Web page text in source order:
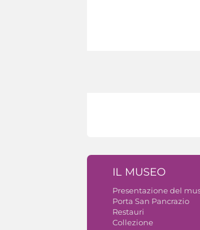
IL MUSEO
Presentazione del
Porta San Pancrazio
Restauri
Collezione